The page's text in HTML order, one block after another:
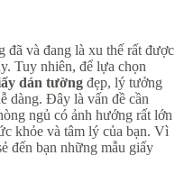
đã và đang là xu thế rất được
Tuy nhiên, để lựa chọn
dán tường đẹp, lý tưởng
dàng. Đây là vấn đề cần
ngủ có ảnh hướng rất lớn
khỏe và tâm lý của bạn. Vì
đến bạn những mẫu giấy